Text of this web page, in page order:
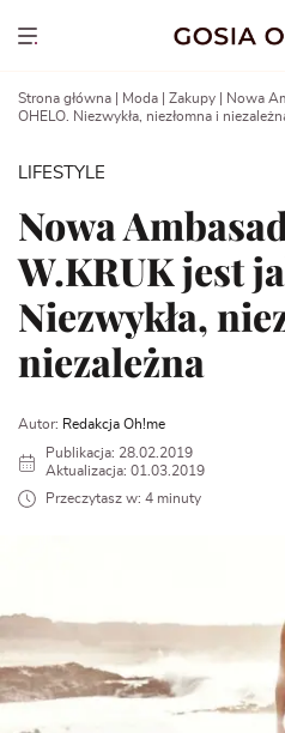
Show menu
Strona główna Moda Zakupy
Nowa
OHELO. Niezwykła, niezłomna i
LIFESTYLE
Nowa
W.KRUK jest
Niezwykła,
niezależna
Autor: Redakcja Oh!me
Publikacja: 28.02.2019
Aktualizacja: 01.03.2019
Przeczytasz w: 4 minuty